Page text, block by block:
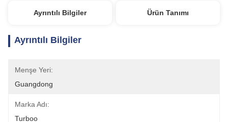
Ayrıntılı Bilgiler Ürün Tanımı
Ayrıntılı Bilgiler
Menşe Yeri:
Guangdong
Marka Adı:
Turboo